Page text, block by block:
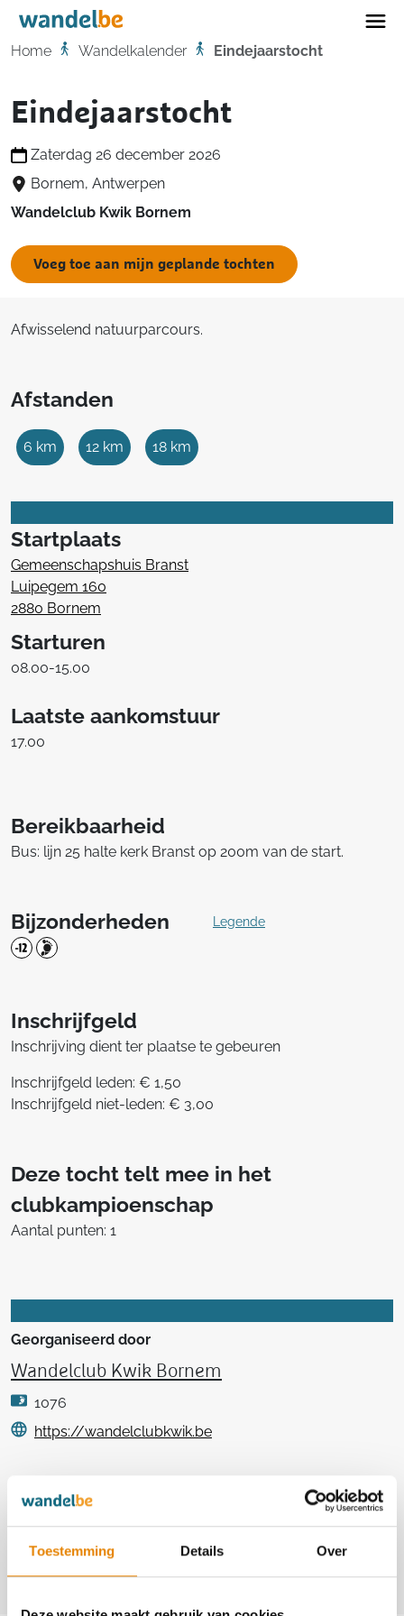
Toestemming Details Over
Home
Home Wandelkalender Eindejaarstocht
Eindejaarstocht
Zaterdag 26 december 2026
Bornem, Antwerpen
Wandelclub Kwik Bornem
Voeg toe aan mijn geplande tochten
Afwisselend natuurparcours.
Afstanden
6 km 12 km 18 km
Startplaats
Gemeenschapshuis Branst
Luipegem 160
2880 Bornem
Starturen
08.00-15.00
Laatste aankomstuur
17.00
Bereikbaarheid
Bus: lijn 25 halte kerk Branst op 200m van de start.
Bijzonderheden Legende
Inschrijfgeld
Inschrijving dient ter plaatse te gebeuren
Inschrijfgeld leden: € 1,50
Inschrijfgeld niet-leden: € 3,00
Deze tocht telt mee in het
clubkampioenschap
Aantal punten: 1
Georganiseerd door
Wandelclub Kwik Bornem
1076
https://wandelclubkwik.be
+32(0)479 42 38 22
edwarddebruyn@wandelclubkwik.be